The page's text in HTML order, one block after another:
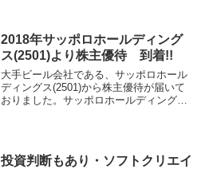
す。平日は１皿９０円で６皿...
2018年サッポロホールディング
ス(2501)より株主優待 到着!!
大手ビール会社である、サッポロホール
ディングス(2501)から株主優待が届いて
おりました。サッポロホールディングス
り、お土産は廃止に...
投資判断もあり・ソフトクリエイ